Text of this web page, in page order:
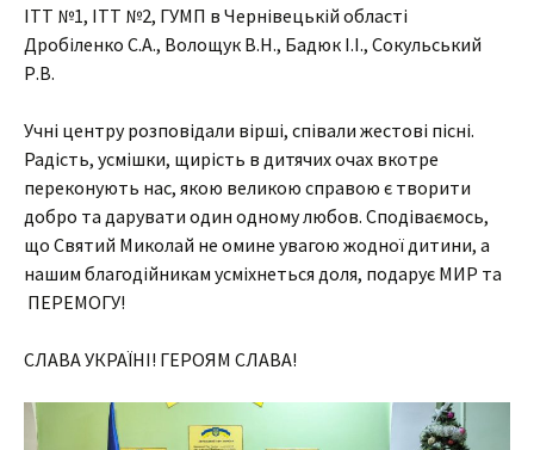
ІТТ №1, ІТТ №2, ГУМП в Чернівецькій області
Дробіленко С.А., Волощук В.Н., Бадюк І.І., Сокульський
Р.В.
Учні центру розповідали вірші, співали жестові пісні.
Радість, усмішки, щирість в дитячих очах вкотре
переконують нас, якою великою справою є творити
добро та дарувати один одному любов. Сподіваємось,
що Святий Миколай не омине увагою жодної дитини, а
нашим благодійникам усміхнеться доля, подарує МИР та
ПЕРЕМОГУ!
СЛАВА УКРАЇНІ! ГЕРОЯМ СЛАВА!